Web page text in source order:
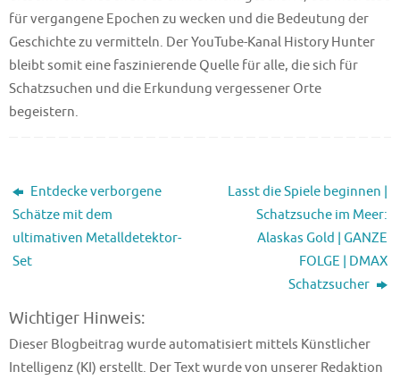
für vergangene Epochen zu wecken und die Bedeutung der
Geschichte zu vermitteln. Der YouTube-Kanal History Hunter
bleibt somit eine faszinierende Quelle für alle, die sich für
Schatzsuchen und die Erkundung vergessener Orte
begeistern.
Entdecke verborgene
Schätze mit dem
ultimativen Metalldetektor-
Set
Lasst die Spiele beginnen |
Schatzsuche im Meer:
Alaskas Gold | GANZE
FOLGE | DMAX
Schatzsucher
Wichtiger Hinweis:
Dieser Blogbeitrag wurde automatisiert mittels Künstlicher
Intelligenz (KI) erstellt. Der Text wurde von unserer Redaktion